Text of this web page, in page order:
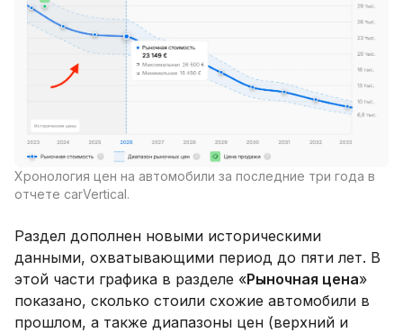
Хронология цен на автомобили за последние три года в
отчете carVertical.
Раздел дополнен новыми историческими
данными, охватывающими период до пяти лет. В
этой части графика в разделе «Рыночная цена»
показано, сколько стоили схожие автомобили в
прошлом, а также диапазоны цен (верхний и